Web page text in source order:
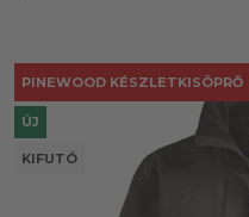
PINEWOOD KÉSZLETKISÖPRŐ
ÚJ
KIFUTÓ